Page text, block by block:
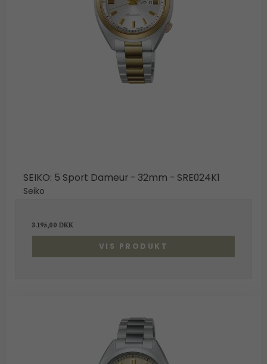
SEIKO: 5 Sport Dameur - 32mm - SRE024K1
Seiko
3.195,00 DKK
VIS PRODUKT